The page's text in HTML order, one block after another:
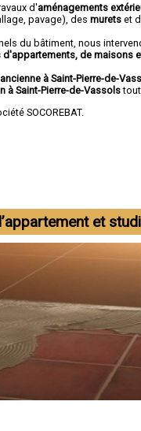
d'aménagements
pavage), des murets et
du bâtiment, nous
d'appartements, de maisons
à Saint-Pierre-de-
à Saint-Pierre-de-Vassols
SOCOREBAT.
et